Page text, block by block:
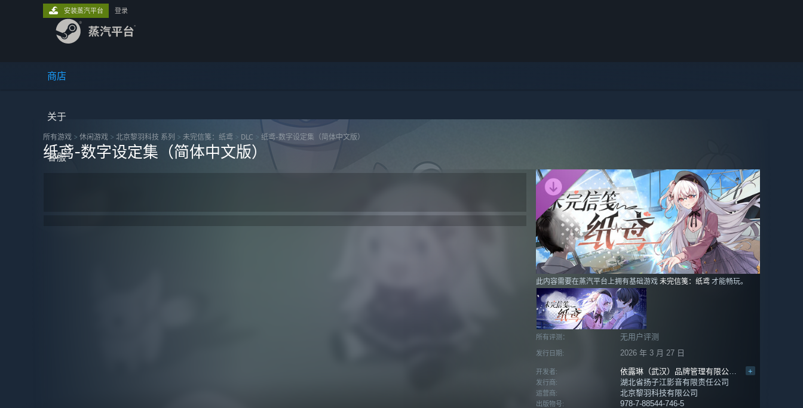
商店
关于
客服
安装蒸汽平台 登录
所有游戏 > 休闲‎游戏 > 北京黎羽科技 系列 > 未完信䇳：纸鸢 > DLC > 纸鸢-数字设定集（简体中文版）
纸鸢-数字设定集（简体中文版）
此内容需要在蒸汽平台上拥有基础游戏 未完信䇳：纸鸢 才能畅玩。
所有评测： 无用户评测
发行日期: 2026 年 3 月 27 日
开发者: 依露琳（武汉）品牌管理有限公司 黎羽游戏
+
发行商: 湖北省扬子江影音有限责任公司
运营商: 北京黎羽科技有限公司
出版物号: 978-7-88544-746-5